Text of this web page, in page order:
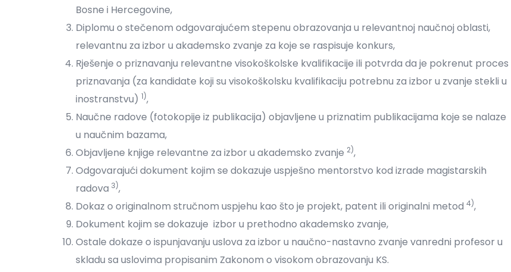
Bosne i Hercegovine,
Diplomu o stečenom odgovarajućem stepenu obrazovanja u relevantnoj naučnoj oblasti,
relevantnu za izbor u akademsko zvanje za koje se raspisuje konkurs,
Rješenje o priznavanju relevantne visokoškolske kvalifikacije ili potvrda da je pokrenut proces
priznavanja (za kandidate koji su visokoškolsku kvalifikaciju potrebnu za izbor u zvanje stekli u
inostranstvu) 1),
Naučne radove (fotokopije iz publikacija) objavljene u priznatim publikacijama koje se nalaze
u naučnim bazama,
Objavljene knjige relevantne za izbor u akademsko zvanje 2),
Odgovarajući dokument kojim se dokazuje uspješno mentorstvo kod izrade magistarskih
radova 3),
Dokaz o originalnom stručnom uspjehu kao što je projekt, patent ili originalni metod 4),
Dokument kojim se dokazuje izbor u prethodno akademsko zvanje,
Ostale dokaze o ispunjavanju uslova za izbor u naučno-nastavno zvanje vanredni profesor u
skladu sa uslovima propisanim Zakonom o visokom obrazovanju KS.